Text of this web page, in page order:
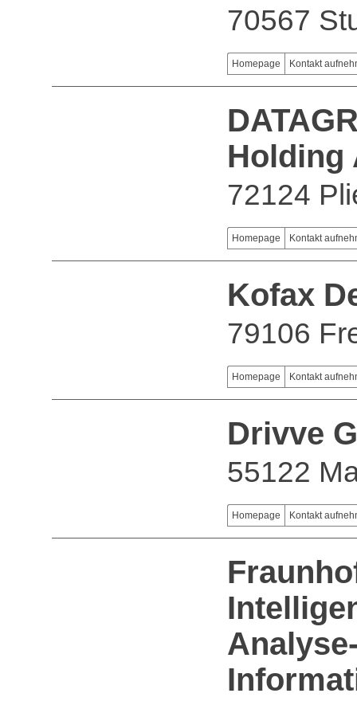
70567
Homepage Kontakt
Holding
72124
Homepage Kontakt
Kofax
79106
Homepage Kontakt
Drivve
55122
Homepage Kontakt